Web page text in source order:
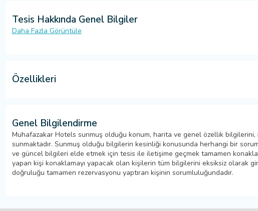
Tesis Hakkında Genel Bilgiler
Daha Fazla Görüntüle
Özellikleri
Genel Bilgilendirme
Muhafazakar Hotels sunmuş olduğu konum, harita ve genel özellik
sunmaktadır. Sunmuş olduğu bilgilerin kesinliği konusunda herhangi bir
ve güncel bilgileri elde etmek için tesis ile iletişime geçmek tamamen
yapan kişi konaklamayı yapacak olan kişilerin tüm bilgilerini eksiksiz olarak
doğruluğu tamamen rezervasyonu yaptıran kişinin sorumluluğundadır.